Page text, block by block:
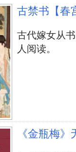
古禁书【春
古代嫁女从
人阅读。
《金瓶梅》